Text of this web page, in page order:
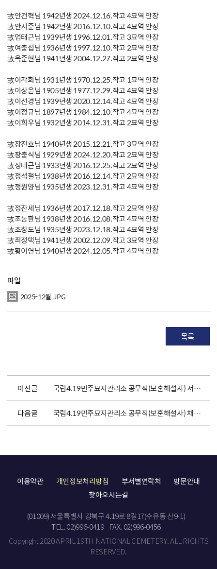
故안건혁님 1942년생 2024.12.16.작고 4묘역 안장
故안시준님 1942년생 2016.12.10.작고 4묘역 안장
故엄태근님 1939년생 1996.12.01.작고 3묘역 안장
故여충섭님 1936년생 1997.12.10.작고 2묘역 안장
故옥준현님 1941년생 2004.12.27.작고 2묘역 안장
故이각희님 1931년생 1970.12.25.작고 1묘역 안장
故이상은님 1905년생 1977.12.29.작고 4묘역 안장
故이선경님 1939년생 2020.12.14.작고 4묘역 안장
故이정규님 1897년생 1984.12.10.작고 4묘역 안장
故이희우님 1932년생 2014.12.31.작고 2묘역 안장
故장진호님 1940년생 2015.12.21.작고 3묘역 안장
故장충식님 1929년생 2024.12.20.작고 2묘역 안장
故정대근님 1933년생 2016.12.25.작고 2묘역 안장
故정석철님 1938년생 2016.12.14.작고 2묘역 안장
故정원양님 1935년생 2023.12.31.작고 4묘역 안장
故정찬세님 1936년생 2017.12.18.작고 2묘역 안장
故조동환님 1938년생 2016.12.08.작고 4묘역 안장
故조창도님 1935년생 2023.12.18.작고 4묘역 안장
故최정택님 1941년생 2002.12.09.작고 3묘역 안장
故황이연님 1940년생 2024.12.05.작고 4묘역 안장
파일
2025-12월.JPG
목록
이전글 국립4.19민주묘지관리소 공무직(보훈해설사) 서류전형 합격자 발표 및 면접시험 공고
다음글 국립4.19민주묘지관리소 공무직(보훈해설사) 채용 공고
이용약관 개인정보처리방침 부서별연락처
방문안내
찾아오시는길
(01009) 서울특별시 강북구 4.19로 8길17(수유동 산9-1)
TEL. 02)996-0419
FAX. 02)996-0456
Copyright 2020 APRIL 19TH NATIONAL CEMETERY. ALL RIGHTS
RESERVED.